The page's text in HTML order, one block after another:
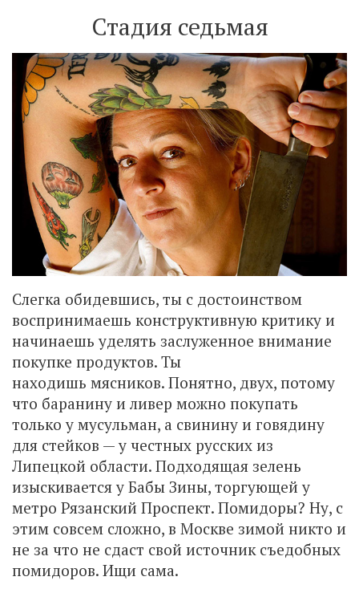
Стадия седьмая
Слегка обидевшись, ты с достоинством
воспринимаешь конструктивную критику и
начинаешь уделять заслуженное внимание
покупке продуктов. Ты
находишь мясников. Понятно, двух, потому
что баранину и ливер можно покупать
только у мусульман, а свинину и говядину
для стейков — у честных русских из
Липецкой области. Подходящая зелень
изыскивается у Бабы Зины, торгующей у
метро Рязанский Проспект. Помидоры? Ну, с
этим совсем сложно, в Москве зимой никто и
не за что не сдаст свой источник съедобных
помидоров. Ищи сама.